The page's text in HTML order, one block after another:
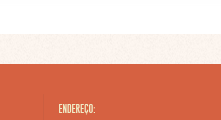
ENDEREÇO: